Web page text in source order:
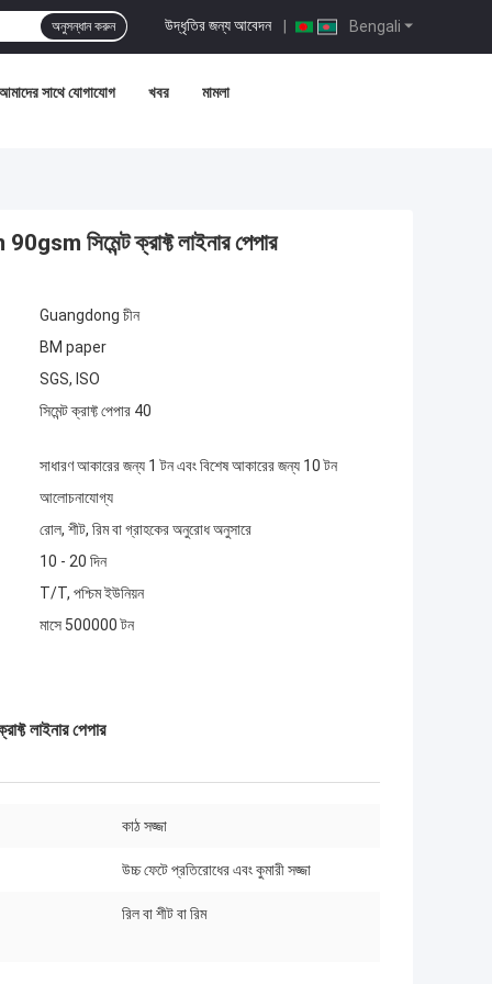
Bengali
উদ্ধৃতির জন্য আবেদন |
অনুসন্ধান করুন
সাথে যোগাযোগ খবর মামলা
সিমেন্ট ক্রাফ্ট লাইনার পেপার
Guangdong চীন
BM paper
SGS, ISO
সিমেন্ট ক্রাফ্ট পেপার 40
সাধারণ আকারের জন্য 1 টন এবং বিশেষ আকারের জন্য 10 টন
আলোচনাযোগ্য
রোল, শীট, রিম বা গ্রাহকের অনুরোধ অনুসারে
10 - 20 দিন
T/T, পশ্চিম ইউনিয়ন
মাসে 500000 টন
লাইনার পেপার
কাঠ সজ্জা
উচ্চ ফেটে প্রতিরোধের এবং কুমারী সজ্জা
রিল বা শীট বা রিম